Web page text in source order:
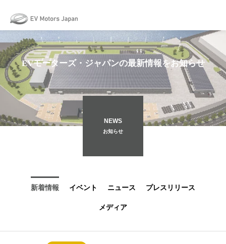
EVモーターズ・ジャパンの最新情報をお知らせ
NEWS
お知らせ
新着情報 イベント ニュース プレスリリース
メディア
seriously. Please see our privacy policy for details and any questions.